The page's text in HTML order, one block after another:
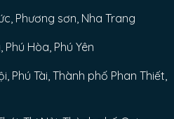
Phương sơn, Nha Trang
Phú Hòa, Phú Yên
Phú Tài, Thành phố Phan Thiết,